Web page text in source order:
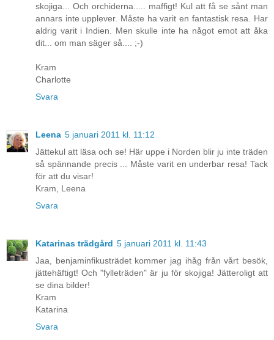
skojiga... Och orchiderna..... maffigt! Kul att få se sånt man
annars inte upplever. Måste ha varit en fantastisk resa. Har
aldrig varit i Indien. Men skulle inte ha något emot att åka
dit... om man säger så.... ;-)
Kram
Charlotte
Svara
Leena 5 januari 2011 kl. 11:12
Jättekul att läsa och se! Här uppe i Norden blir ju inte träden
så spännande precis ... Måste varit en underbar resa! Tack
för att du visar!
Kram, Leena
Svara
Katarinas trädgård 5 januari 2011 kl. 11:43
Jaa, benjaminfikusträdet kommer jag ihåg från vårt besök,
jättehäftigt! Och "fylleträden" är ju för skojiga! Jätteroligt att
se dina bilder!
Kram
Katarina
Svara